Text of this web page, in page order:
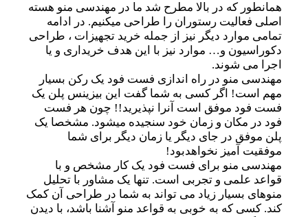
همانطور که در بالا مطرح شد ما در مهندسی منو هسته
اصلی فعالیت رستوران را طراحی میکنیم. در ادامه
تمامی موارد دیگر نیز از جمله خرید تجهیزات ، طراحی
دکوراسیون و… موارد نیز با این هدف خریداری و یا
اجرا می شوند.
مهندسی منو در راه اندازی فست فود یک رکن بسیار
مهم است! اگر کسی به شما گفت این بیزینس پلن یک
فست فود موفق است آنرا نپذیرید!! چون هر فست
فود در مکان و زمان خود سنجیده میشود. مشخصا یک
پلن موفق در جای دیگر یا زمان دیگر برای شما
موفقیت آمیز نخواهدبود!
مهندسی منو برای فست فود یک کار مشخص و با
قواعد علمی و تجربی است. تنها یک مشاور با تحلیل
منوهای بسیار زیاد می تواند به شما در طراحی آن کمک
کند. کسی که به خوبی به قواعد منو آشنا باشد، با دیدن